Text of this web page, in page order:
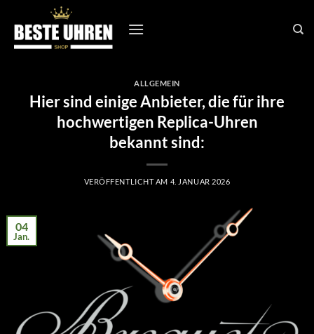
Inhalt
springen
ALLGEMEIN
Hier sind einige Anbieter, die für ihre
hochwertigen Replica-Uhren
bekannt sind:
VERÖFFENTLICHT AM 4. JANUAR 2026
04
Jan.